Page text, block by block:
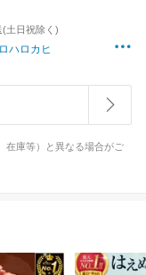
土日祝除く)
ハロカヒ
在庫等）と異なる場合がご